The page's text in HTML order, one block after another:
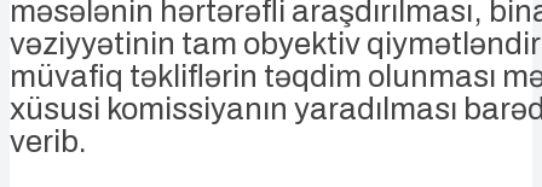
məsələnin hərtərəfli araşdırılması,
vəziyyətinin tam obyektiv
müvafiq təkliflərin təqdim olunması
xüsusi komissiyanın yaradılması
verib.